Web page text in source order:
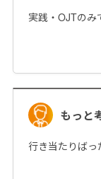
実践・OJTの
もっと
行き当たりば